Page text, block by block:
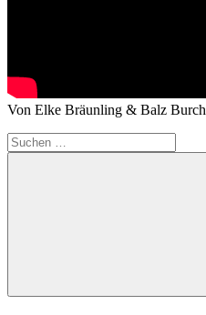
Von Elke Bräunling & Balz Burch
Suchen
nach:
Suchen